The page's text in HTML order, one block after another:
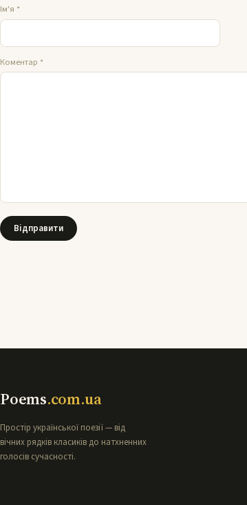
Ім'я *
Коментар *
Poems.com.ua
Простір української поезії — від
вічних рядків класиків до натхненних
голосів сучасності.